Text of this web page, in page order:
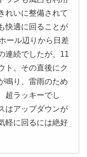
れいに整備されて
快適に回ることが
ール辺りから日差
連続でしたが、11
ト。その直後にク
鳴り、雷雨のため
超ラッキーでし
はアップダウンが
軽に回るには絶好